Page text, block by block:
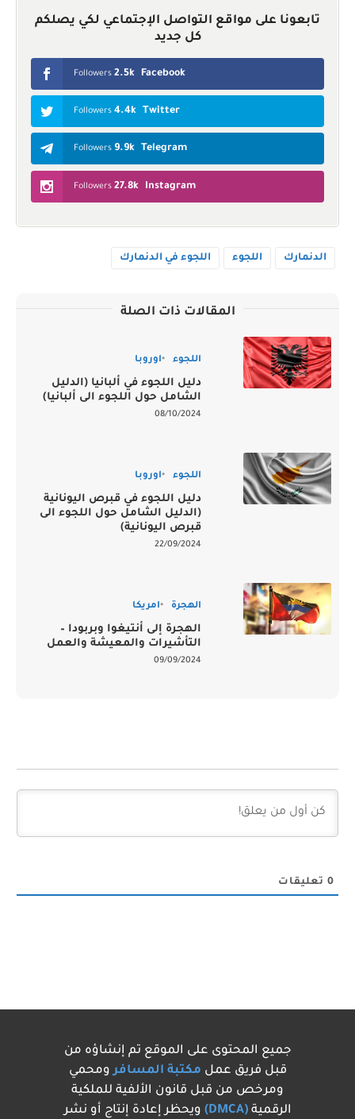
تابعونا على مواقع التواصل الإجتماعي لكي يصلكم
كل جديد
Facebook
2.5k
Followers
Twitter
4.4k
Followers
Telegram
9.9k
Followers
Instagram
27.8k
Followers
الدنمارك اللجوء اللجوء في الدنمارك
المقالات ذات الصلة
اللجوء اوروبا
دليل اللجوء في ألبانيا (الدليل
الشامل حول اللجوء الى ألبانيا)
08/10/2024
اللجوء اوروبا
دليل اللجوء في قبرص اليونانية
(الدليل الشامل حول اللجوء الى
قبرص اليونانية)
22/09/2024
الهجرة امريكا
الهجرة إلى أنتيغوا وبربودا –
التأشيرات والمعيشة والعمل
09/09/2024
0 تعليقات
جميع المحتوى على الموقع تم إنشاؤه من
قبل فريق عمل مكتبة المسافر ومحمي
ومرخص من قبل قانون الألفية للملكية
الرقمية(DMCA) ويحظر إعادة إنتاج أو نشر